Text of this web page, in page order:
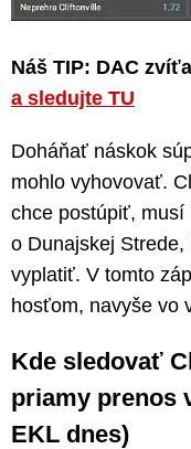
Náš TIP: DAC
a sledujte TU
Doháňať náskok
mohlo vyhovovať.
chce postúpiť,
o Dunajskej
vyplatiť. V tomto
hosťom, navyše vo
Kde sledovať
priamy prenos
EKL dnes)